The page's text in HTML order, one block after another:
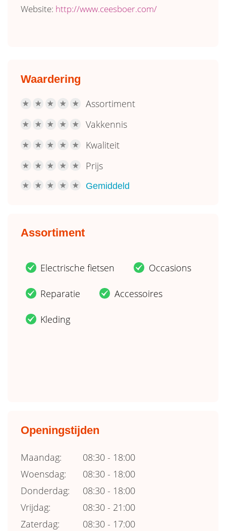
Website: http://www.ceesboer.com/
Waardering
R R R R R Assortiment
R R R R R Vakkennis
R R R R R Kwaliteit
R R R R R Prijs
R R R R R Gemiddeld
Assortiment
. Electrische fietsen . Occasions
. Reparatie . Accessoires
. Kleding
Openingstijden
Maandag:
08:30 - 18:00
Woensdag:
08:30 - 18:00
Donderdag:
08:30 - 18:00
Vrijdag:
08:30 - 21:00
Zaterdag:
08:30 - 17:00